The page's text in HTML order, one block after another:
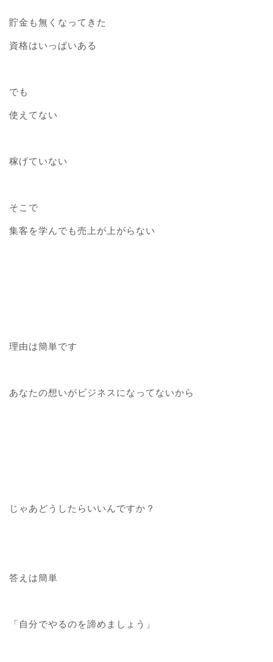
貯金も無くなってきた
資格はいっぱいある
でも
使えてない
稼げていない
そこで
集客を学んでも売上が上がらない
理由は簡単です
あなたの想いがビジネスになってないから
じゃあどうしたらいいんですか？
答えは簡単
「自分でやるのを諦めましょう」